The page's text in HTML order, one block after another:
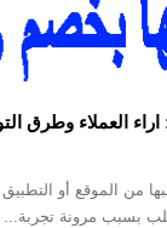
اراء العملاء وطرق
من الموقع أو
بسبب مرونة تجربة...